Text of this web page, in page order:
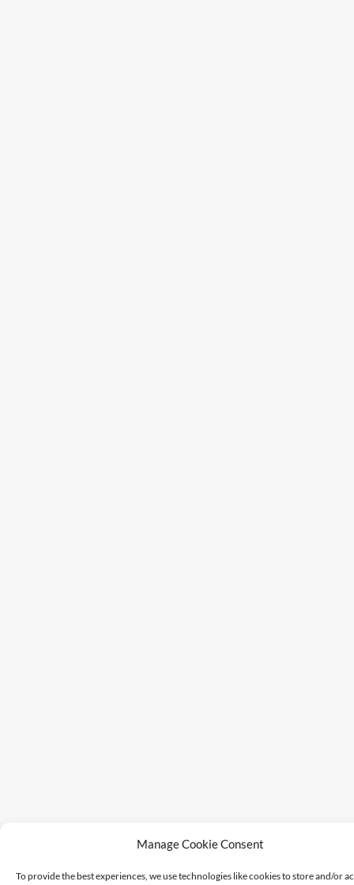
Manage Cookie Consent
To provide the best experiences, we use technologies like cookies to store and/or